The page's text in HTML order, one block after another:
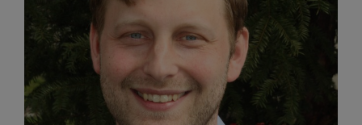
Jul 2026
Jun 2026
Mai 2026
Apr 2026
Mär 2026